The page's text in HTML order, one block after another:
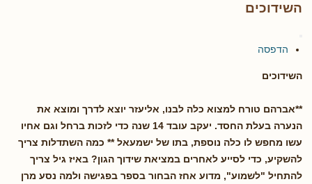
השידוכים
הדפסה
השידוכים
**אברהם טורח למצוא כלה לבנו, אליעזר יוצא לדרך ומוצא את
הנערה בעלת החסד. יעקב עובד 14 שנה כדי לזכות ברחל וגם אחיו
עשו מחפש לו כלה נוספת, בתו של ישמעאל ** כמה השתדלות צריך
להשקיע, כדי לסייע לאחרים במציאת שידוך הגון? באיז גיל צריך
להתחיל "לשמוע", מדוע אחז הבחור בספר בפגישה ולמה נסע מרן